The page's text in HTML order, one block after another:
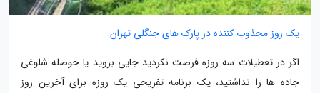
یک روز مجذوب کننده در پارک های جنگلی تهران
اگر در تعطیلات سه روزه فرصت نکردید جایی بروید یا حوصله شلوغی
جاده ها را نداشتید، یک برنامه تفریحی یک روزه برای آخرین روز